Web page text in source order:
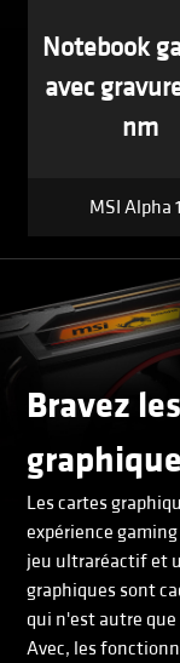
Notebook
avec
nm
MSI Alpha
Bravez
Les cartes
expérience
jeu ultraréactif et
graphiques sont
qui n'est autre que
Avec, les